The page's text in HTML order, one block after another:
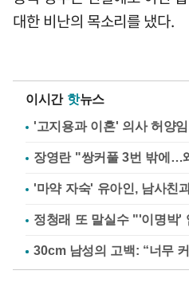
대한 비난의 목소리를 냈다.
이시간 핫뉴스
'고지용과 이혼' 의사 허양
장영란 "쌍커풀 3번 밖에…
'마약 자숙' 유아인, 남사친
정청래 또 말실수 "'이명박